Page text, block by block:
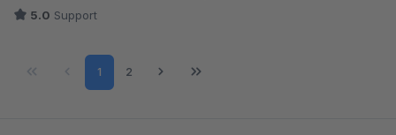
5.0 Support
Page
1 Page
2